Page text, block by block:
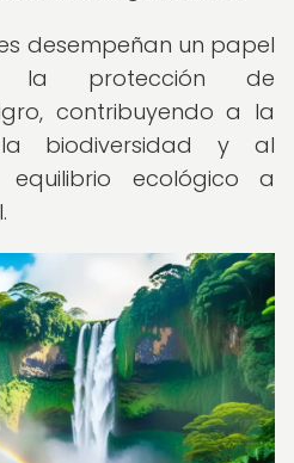
desempeñan un papel
la protección de
contribuyendo a la
biodiversidad y al
equilibrio ecológico a